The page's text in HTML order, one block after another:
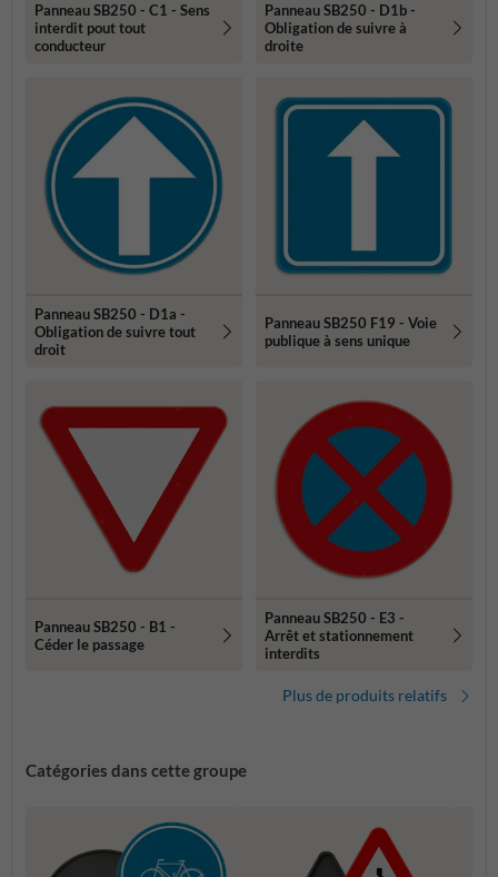
Panneau SB250 - C1 - Sens
interdit pout tout
conducteur
Panneau SB250 - D1b -
Obligation de suivre à
droite
Panneau SB250 - D1a -
Obligation de suivre tout
droit
Panneau SB250 F19 - Voie
publique à sens unique
Panneau SB250 - B1 -
Céder le passage
Panneau SB250 - E3 -
Arrêt et stationnement
interdits
Plus de produits relatifs
Catégories dans cette groupe